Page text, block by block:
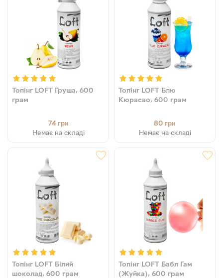
Топінг LOFT Груша, 600
грам
74 грн
Немає на складі
Топінг LOFT Блю
Кюрасао, 600 грам
80 грн
Немає на складі
Топінг LOFT Білий
шоколад, 600 грам
Топінг LOFT Бабл Гам
(Жуйка), 600 грам